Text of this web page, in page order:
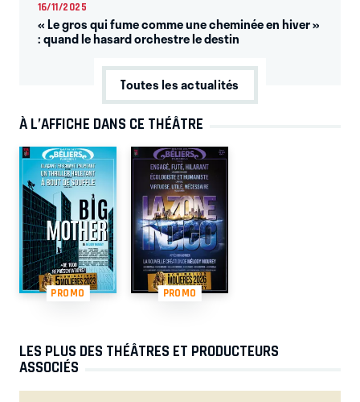
16/11/2025
« Le gros qui fume comme une cheminée en hiver »
: quand le hasard orchestre le destin
Toutes les actualités
À L’AFFICHE DANS CE THÉÂTRE
PROMO PROMO
LES PLUS DES THÉÂTRES ET PRODUCTEURS
ASSOCIÉS